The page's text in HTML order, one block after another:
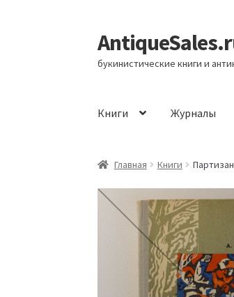
Перейти
к
навигации
Перейти
к
содержимому
букинистические книги и
Книги Журналы
ГлавнаяГлавная Книги